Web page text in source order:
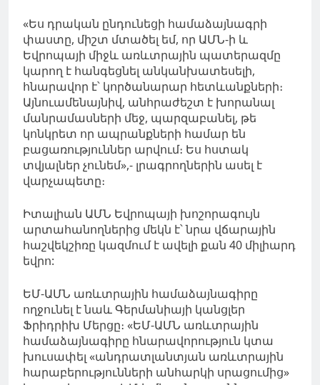
«Ես դրական ընդունեցի համաձայնագրի
փաստը, միշտ մտածել եմ, որ ԱՄՆ-ի և
Եվրոպայի միջև առևտրային պատերազմը
կարող է հանգեցնել անկանխատեսելի,
հնարավոր է՝ կործանարար հետևանքների։
Այնուամենայնիվ, անհրաժեշտ է խորանալ
մանրամասների մեջ, պարզաբանել, թե
կոնկրետ որ ապրանքների համար են
բացառություններ արվում։ Ես հստակ
տվյալներ չունեմ»,- լրագրողներին ասել է
վարչապետը։
Իտալիան ԱՄՆ Եվրոպայի խոշորագույն
արտահանողներից մեկն է՝ նրա վճարային
հաշվեկշիռը կազմում է ավելի քան 40 միլիարդ
եվրո:
ԵՄ-ԱՄՆ առևտրային համաձայնագիրը
ողջունել է նաև Գերմանիայի կանցլեր
Ֆրիդրիխ Մերցը։ «ԵՄ-ԱՄՆ առևտրային
համաձայնագիրը հնարավորություն կտա
խուսափել «անդրատլանտյան առևտրային
հարաբերությունների անհարկի սրացումից»